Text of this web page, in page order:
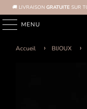
🚚 LIVRAISON GRATUITE SUR
MENU
Accueil BIJOUX